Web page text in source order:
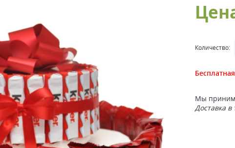
Количество:
Мы
Доставка